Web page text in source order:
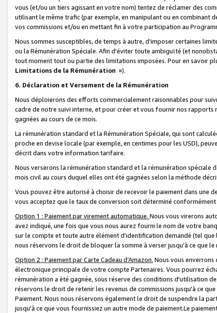
vous (et/ou un tiers agissant en votre nom) tentez de réclamer des
utilisant le même trafic (par exemple, en manipulant ou en combinant
vos commissions et/ou en mettant fin à votre participation au
Nous sommes susceptibles, de temps à autre, d'imposer certaines
ou la Rémunération Spéciale. Afin d'éviter toute ambiguïté (et
tout moment tout ou partie des limitations imposées. Pour en savoir
Limitations de la Rémunération »).
6. Déclaration et Versement de la Rémunération
Nous déploierons des efforts commercialement raisonnables pour
cadre de notre suivi interne, et pour créer et vous fournir nos
gagnées au cours de ce mois.
La rémunération standard et la Rémunération Spéciale, qui sont
proche en devise locale (par exemple, en centimes pour les USD),
décrit dans votre information tarifaire.
Nous verserons la rémunération standard et la rémunération spéciale
mois civil au cours duquel elles ont été gagnées selon la méthode
Vous pouvez être autorisé à choisir de recevoir le paiement dans une
vous acceptez que le taux de conversion soit déterminé
Option 1 : Paiement par virement automatique. Nous vous virerons
avez indiqué, une fois que vous nous aurez fourni le nom de votre
sur le compte et toute autre élément d'identification demandé (tel que
nous réservons le droit de bloquer la somme à verser jusqu'à ce que
Option 2 : Paiement par Carte Cadeau d’Amazon. Nous vous
électronique principale de votre compte Partenaires. Vous pourrez
rémunération a été gagnée, sous réserve des conditions d'utilisation
réservons le droit de retenir les revenus de commissions jusqu'à ce
Paiement. Nous nous réservons également le droit de suspendre la
jusqu'à ce que vous fournissiez un autre mode de paiement.Le